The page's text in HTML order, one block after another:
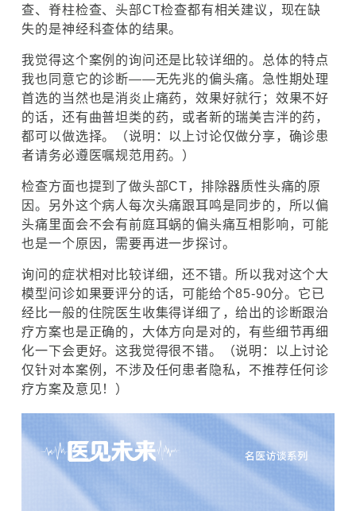
查、脊柱检查、头部CT检查都有相关建议，现在缺
失的是神经科查体的结果。
我觉得这个案例的询问还是比较详细的。总体的特点
我也同意它的诊断——无先兆的偏头痛。急性期处理
首选的当然也是消炎止痛药，效果好就行；效果不好
的话，还有曲普坦类的药，或者新的瑞美吉泮的药，
都可以做选择。（说明：以上讨论仅做分享，确诊患
者请务必遵医嘱规范用药。）
检查方面也提到了做头部CT，排除器质性头痛的原
因。另外这个病人每次头痛跟耳鸣是同步的，所以偏
头痛里面会不会有前庭耳蜗的偏头痛互相影响，可能
也是一个原因，需要再进一步探讨。
询问的症状相对比较详细，还不错。所以我对这个大
模型问诊如果要评分的话，可能给个85-90分。它已
经比一般的住院医生收集得详细了，给出的诊断跟治
疗方案也是正确的，大体方向是对的，有些细节再细
化一下会更好。这我觉得很不错。（说明：以上讨论
仅针对本案例，不涉及任何患者隐私，不推荐任何诊
疗方案及意见！）